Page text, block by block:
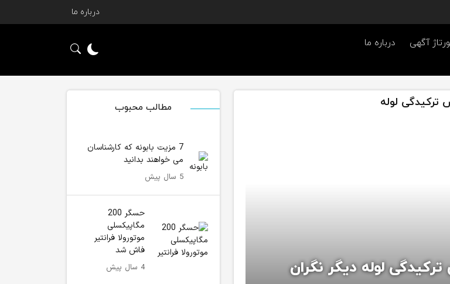
درباره ما
آگهی
درباره ما
لوله
لوله دیگر نگران
مطالب محبوب
7 مزیت بابونه که کارشناسان
می خواهند بدانید
5 سال پیش
حسگر 200
مگاپیکسلی
موتورولا فرانتیر
فاش شد
4 سال پیش